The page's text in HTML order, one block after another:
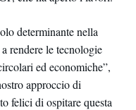
determinante nella
rendere le tecnologie
ed economiche”,
approccio di
felici di ospitare questa